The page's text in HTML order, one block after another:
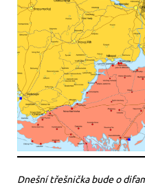
Dnešní třešnička bude o